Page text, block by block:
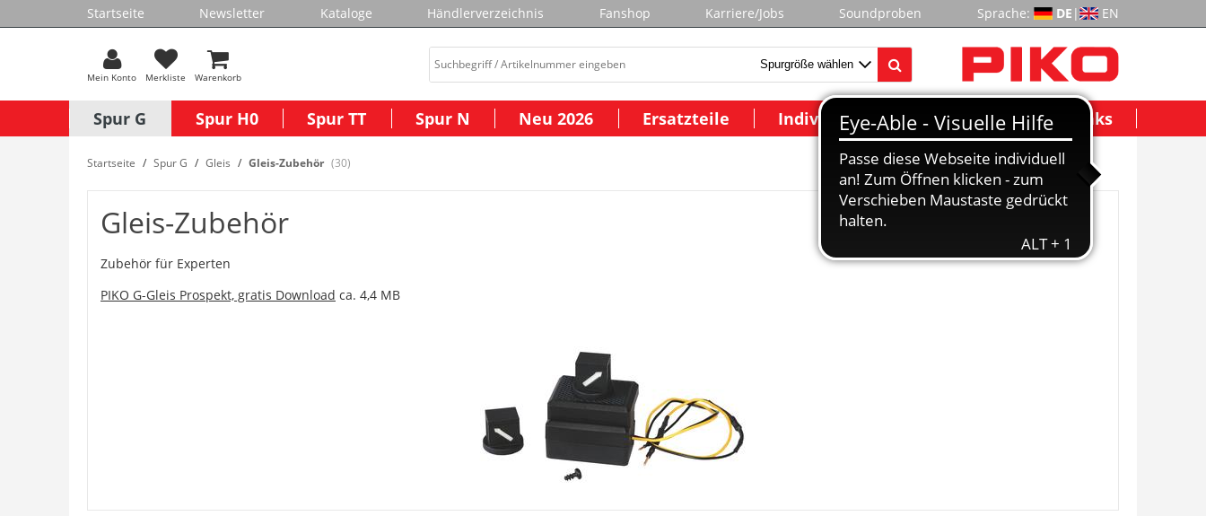
Startseite Newsletter Kataloge Händlerverzeichnis Fanshop Karriere/Jobs Soundproben Sprache: DE | EN
Mein Konto Merkliste Warenkorb
Spur G Spur H0 Spur TT Spur N Neu 2026 Ersatzteile Individuelle Modelle Wichtige Links
Startseite Spur G Gleis Gleis-Zubehör (30)
Gleis-Zubehör
Zubehör für Experten
PIKO G-Gleis Prospekt, gratis Download ca. 4,4 MB